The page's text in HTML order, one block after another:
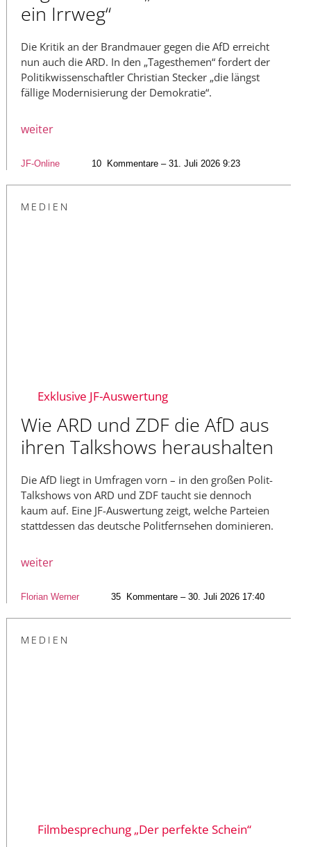
ein Irrweg“
Die Kritik an der Brandmauer gegen die AfD erreicht
nun auch die ARD. In den „Tagesthemen“ fordert der
Politikwissenschaftler Christian Stecker „die längst
fällige Modernisierung der Demokratie“.
weiter
JF-Online 10 Kommentare – 31. Juli 2026 9:23
MEDIEN
Exklusive JF-Auswertung
Wie ARD und ZDF die AfD aus
ihren Talkshows heraushalten
Die AfD liegt in Umfragen vorn – in den großen Polit-
Talkshows von ARD und ZDF taucht sie dennoch
kaum auf. Eine JF-Auswertung zeigt, welche Parteien
stattdessen das deutsche Politfernsehen dominieren.
weiter
Florian Werner 35 Kommentare – 30. Juli 2026 17:40
MEDIEN
Filmbesprechung „Der perfekte Schein“